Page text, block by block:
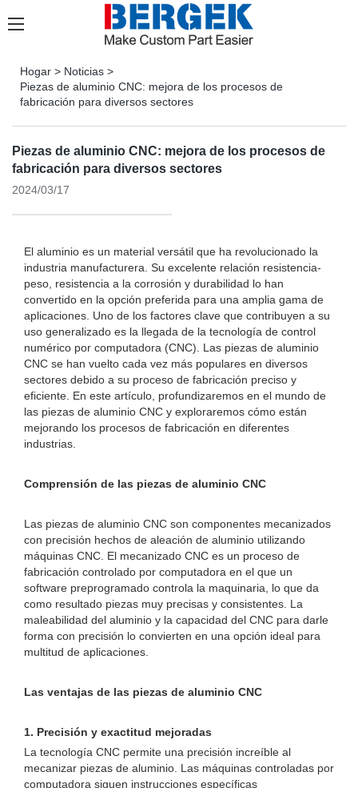
Hogar > Noticias >
Piezas de aluminio CNC: mejora de los procesos de
fabricación para diversos sectores
Piezas de aluminio CNC: mejora de los procesos de
fabricación para diversos sectores
2024/03/17
El aluminio es un material versátil que ha revolucionado la
industria manufacturera. Su excelente relación resistencia-
peso, resistencia a la corrosión y durabilidad lo han
convertido en la opción preferida para una amplia gama de
aplicaciones. Uno de los factores clave que contribuyen a su
uso generalizado es la llegada de la tecnología de control
numérico por computadora (CNC). Las piezas de aluminio
CNC se han vuelto cada vez más populares en diversos
sectores debido a su proceso de fabricación preciso y
eficiente. En este artículo, profundizaremos en el mundo de
las piezas de aluminio CNC y exploraremos cómo están
mejorando los procesos de fabricación en diferentes
industrias.
Comprensión de las piezas de aluminio CNC
Las piezas de aluminio CNC son componentes mecanizados
con precisión hechos de aleación de aluminio utilizando
máquinas CNC. El mecanizado CNC es un proceso de
fabricación controlado por computadora en el que un
software preprogramado controla la maquinaria, lo que da
como resultado piezas muy precisas y consistentes. La
maleabilidad del aluminio y la capacidad del CNC para darle
forma con precisión lo convierten en una opción ideal para
multitud de aplicaciones.
Las ventajas de las piezas de aluminio CNC
1. Precisión y exactitud mejoradas
La tecnología CNC permite una precisión increíble al
mecanizar piezas de aluminio. Las máquinas controladas por
computadora siguen instrucciones específicas